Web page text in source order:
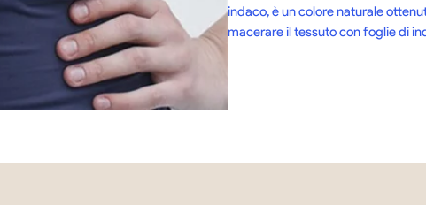
indaco, è un colore naturale
macerare il tessuto con foglie di